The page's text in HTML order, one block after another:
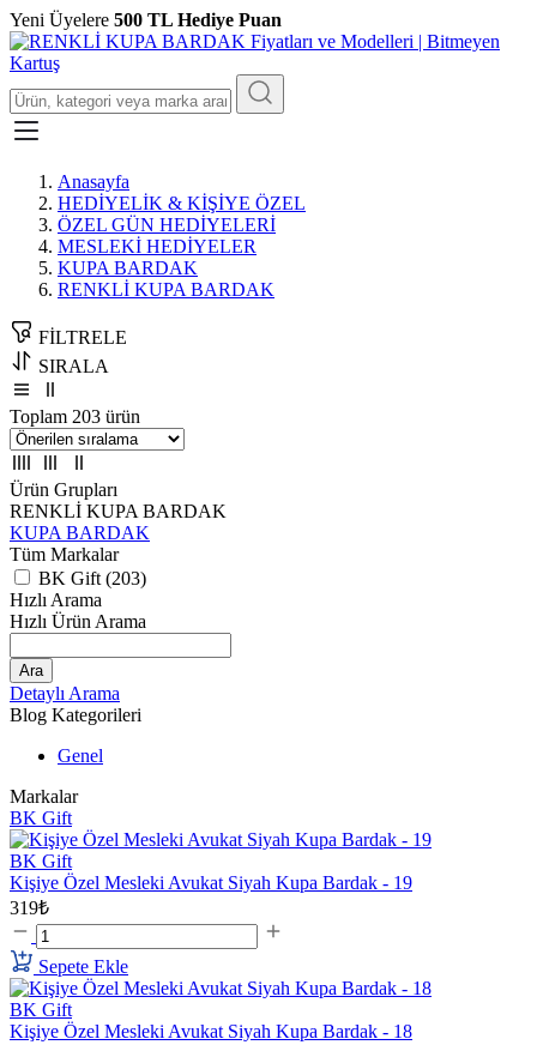
Yeni Üyelere 500 TL Hediye Puan
Anasayfa
HEDİYELİK & KİŞİYE ÖZEL
ÖZEL GÜN HEDİYELERİ
MESLEKİ HEDİYELER
KUPA BARDAK
RENKLİ KUPA BARDAK
FİLTRELE
SIRALA
Toplam 203 ürün
Ürün Grupları
RENKLİ KUPA BARDAK
KUPA BARDAK
Tüm Markalar
BK Gift (203)
Hızlı Arama
Hızlı Ürün Arama
Ara
Detaylı Arama
Blog Kategorileri
Genel
Markalar
BK Gift
BK Gift
Kişiye Özel Mesleki Avukat Siyah Kupa Bardak - 19
319₺
Sepete Ekle
BK Gift
Kişiye Özel Mesleki Avukat Siyah Kupa Bardak - 18